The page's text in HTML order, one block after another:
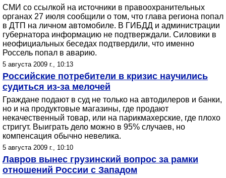
СМИ со ссылкой на источники в правоохранительных
органах 27 июля сообщили о том, что глава региона попал
в ДТП на личном автомобиле. В ГИБДД и администрации
губернатора информацию не подтверждали. Силовики в
неофициальных беседах подтвердили, что именно
Россель попал в аварию.
5 августа 2009 г., 10:13
Российские потребители в кризис научились
судиться из-за мелочей
Граждане подают в суд не только на автодилеров и банки,
но и на продуктовые магазины, где продают
некачественный товар, или на парикмахерские, где плохо
стригут. Выиграть дело можно в 95% случаев, но
компенсация обычно невелика.
5 августа 2009 г., 10:10
Лавров вынес грузинский вопрос за рамки
отношений России с Западом